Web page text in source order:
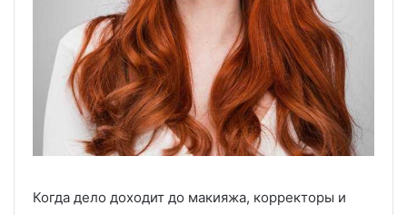
Когда дело доходит до макияжа, корректоры и